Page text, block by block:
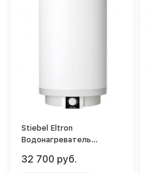
Stiebel Eltron
Водонагреватель
PSH 80 Trend
32 700 руб.